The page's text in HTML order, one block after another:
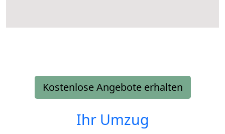
Kostenlose Angebote erhalten
Ihr Umzug